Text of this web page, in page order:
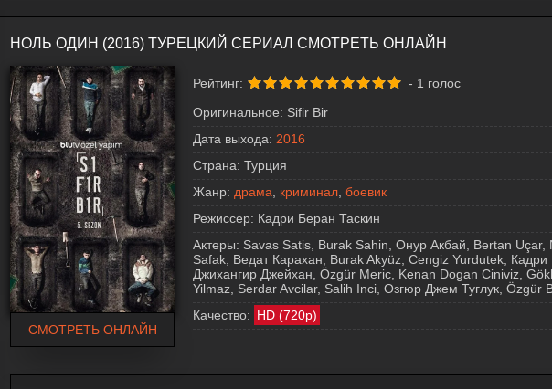
НОЛЬ ОДИН (2016) ТУРЕЦКИЙ СЕРИАЛ СМОТРЕТЬ ОНЛАЙН
СМОТРЕТЬ ОНЛАЙН
Рейтинг: - 1 голос
Оригинальное: Sifir Bir
Дата выхода: 2016
Страна: Турция
Жанр: драма криминал боевик
Режиссер: Кадри Беран Таскин
Актеры: Savas Satis, Burak Sahin, Онур Акбай, Bertan Uçar,
Safak, Ведат Карахан, Burak Akyüz, Cengiz Yurdutek, Кадри
Джихангир Джейхан, Özgür Meric, Kenan Dogan Ciniviz,
Yilmaz, Serdar Avcilar, Salih Inci, Озгюр Джем Туглук, Özgür
Качество: HD (720p)